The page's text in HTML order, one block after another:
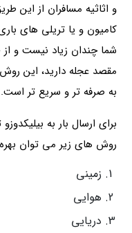
و اثاثیه مسافران از این
کامیون و یا تریلی های
شما چندان زیاد نیست و
مقصد عجله دارید، این
به صرفه تر و سریع تر است.
برای ارسال بار به
روش های زیر می توان
زمینی
هوایی
دریایی